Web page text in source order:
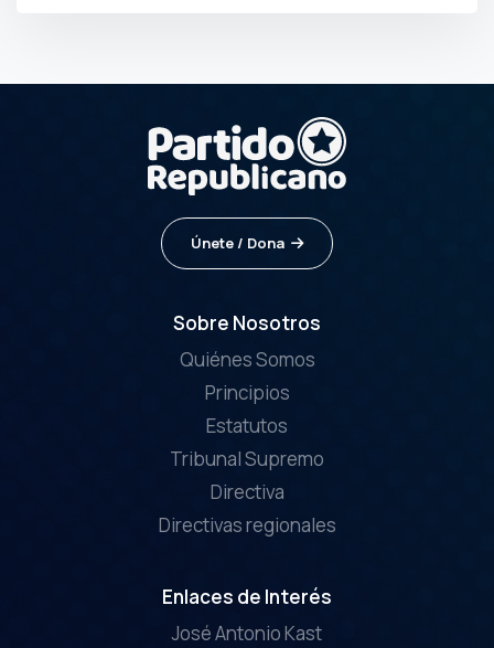
Únete / Dona
Sobre Nosotros
Quiénes Somos
Principios
Estatutos
Tribunal Supremo
Directiva
Directivas regionales
Enlaces de Interés
José Antonio Kast